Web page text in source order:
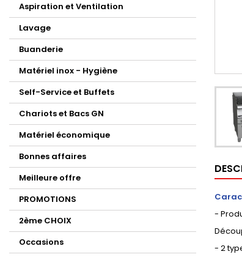
Aspiration et Ventilation
Lavage
Buanderie
Matériel inox - Hygiène
Self-Service et Buffets
Chariots et Bacs GN
Matériel économique
Bonnes affaires
Meilleure offre
PROMOTIONS
2ème CHOIX
Occasions
-
- 2